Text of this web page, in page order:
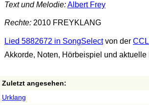
Text und Melodie:Albert Frey
Rechte:2010 FREYKLANG
Lied 5882672 in SongSelectvon der CCLI
Akkorde, Noten, Hörbeispiel und aktuelle
Zuletzt angesehen:
Urklang